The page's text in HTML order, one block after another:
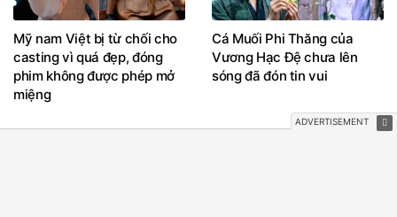
Mỹ nam Việt bị từ chối cho
casting vì quá đẹp, đóng
phim không được phép mở
miệng
Cá Muối Phi Thăng của
Vương Hạc Đệ chưa lên
sóng đã đón tin vui